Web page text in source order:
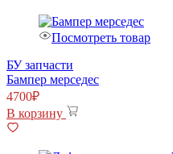
Посмотреть товар
БУ запчасти
Бампер мерседес
4700₽
В корзину